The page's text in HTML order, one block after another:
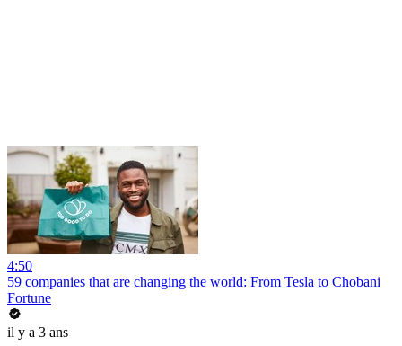
4:50
59 companies that are changing the world: From Tesla to Chobani
Fortune
il y a 3 ans